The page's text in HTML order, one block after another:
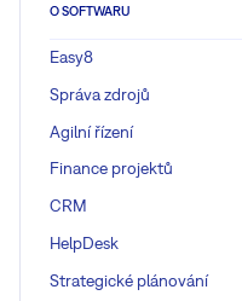
O SOFTWARU
Easy8
Správa zdrojů
Agilní řízení
Finance projektů
CRM
HelpDesk
Strategické plánování